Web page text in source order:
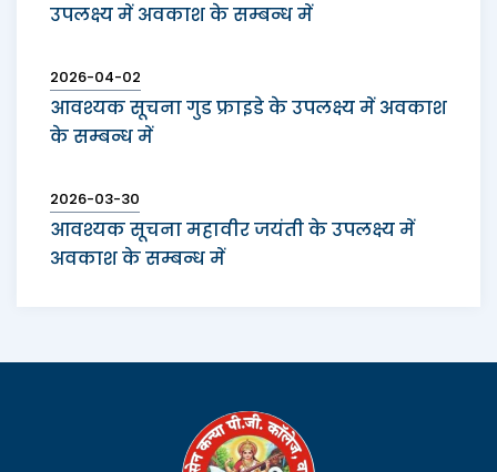
उपलक्ष्य में अवकाश के सम्बन्ध में
2026-04-02
आवश्यक सूचना गुड फ्राइडे के उपलक्ष्य में अवकाश
के सम्बन्ध में
2026-03-30
आवश्यक सूचना महावीर जयंती के उपलक्ष्य में
अवकाश के सम्बन्ध में